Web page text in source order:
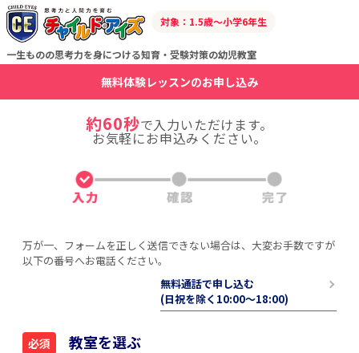
一生ものの思考力を身につける知育・受験対策の幼児教室
対象：1.5歳～小学6年生
無料体験レッスンのお申し込み
約60秒で入力いただけます。
お気軽にお申込みください。
万が一、フォームを正しく送信できない場合は、大変お手数ですが
以下の番号へお電話ください。
無料通話で申し込む
(日祝を除く10:00〜18:00)
必須 教室を選ぶ